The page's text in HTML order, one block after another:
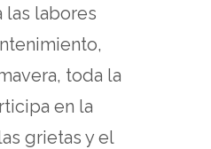
las labores
toda la
en la
grietas y el